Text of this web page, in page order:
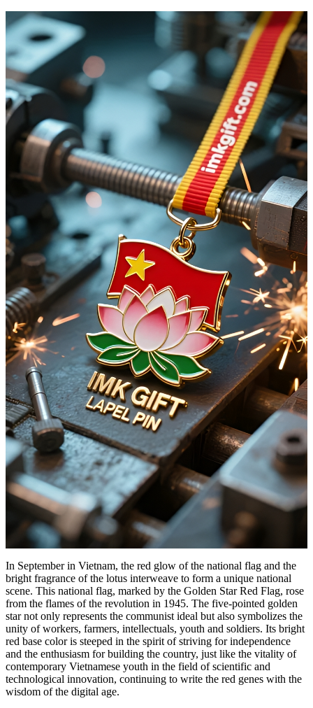
In September in Vietnam, the red glow of the national flag and the
bright fragrance of the lotus interweave to form a unique national
scene. This national flag, marked by the Golden Star Red Flag, rose
from the flames of the revolution in 1945. The five-pointed golden
star not only represents the communist ideal but also symbolizes the
unity of workers, farmers, intellectuals, youth and soldiers. Its bright
red base color is steeped in the spirit of striving for independence
and the enthusiasm for building the country, just like the vitality of
contemporary Vietnamese youth in the field of scientific and
technological innovation, continuing to write the red genes with the
wisdom of the digital age.